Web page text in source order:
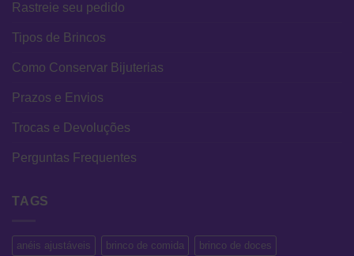
Rastreie seu pedido
Tipos de Brincos
Como Conservar Bijuterias
Prazos e Envios
Trocas e Devoluções
Perguntas Frequentes
TAGS
anéis ajustáveis brinco de comida brinco de doces